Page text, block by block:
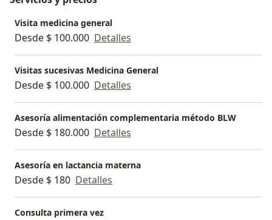
Visita medicina general
Desde $ 100.000 Detalles
Visitas sucesivas Medicina General
Desde $ 100.000 Detalles
Asesoría alimentación complementaria método BLW
Desde $ 180.000 Detalles
Asesoría en lactancia materna
Desde $ 180 Detalles
Consulta primera vez